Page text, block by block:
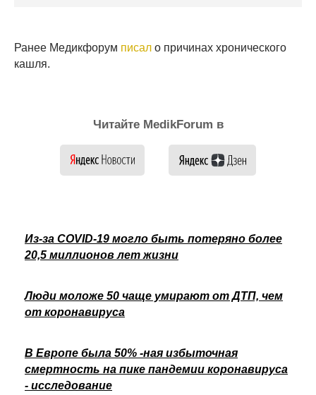
Ранее Медикфорум писал о причинах хронического
кашля.
Читайте MedikForum в
Из-за COVID-19 могло быть потеряно более
20,5 миллионов лет жизни
Люди моложе 50 чаще умирают от ДТП, чем
от коронавируса
В Европе была 50% -ная избыточная
смертность на пике пандемии коронавируса
- исследование